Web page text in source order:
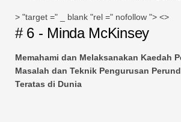
> "target =" _ blank "rel =" nofollow "> <>
# 6 - Minda McKinsey
Memahami dan Melaksanakan Kaedah
Masalah dan Teknik Pengurusan
Teratas di Dunia